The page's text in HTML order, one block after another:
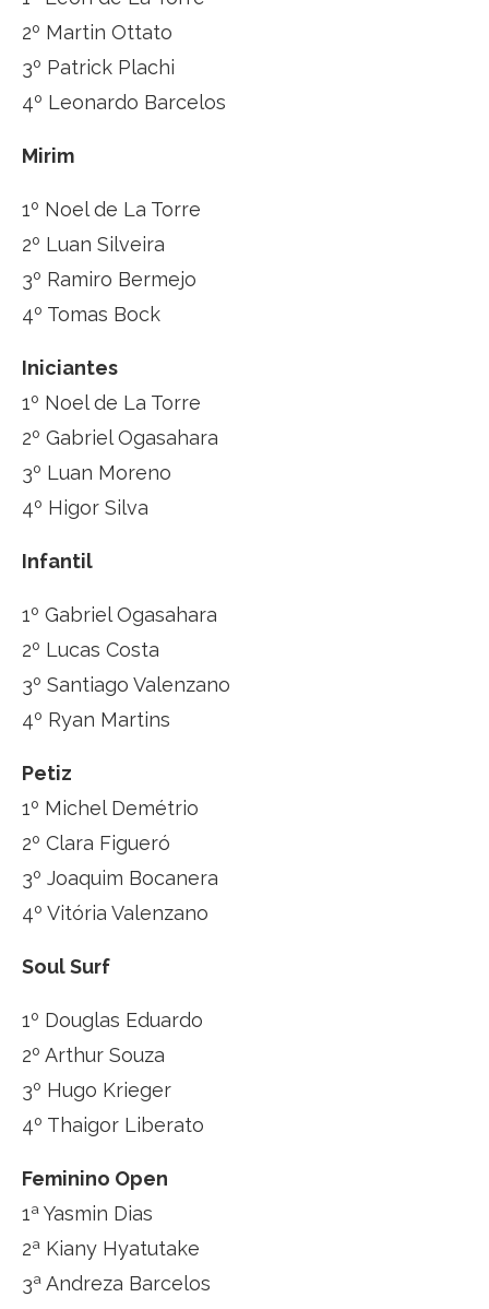
2º Martin Ottato
3º Patrick Plachi
4º Leonardo Barcelos
Mirim
1º Noel de La Torre
2º Luan Silveira
3º Ramiro Bermejo
4º Tomas Bock
Iniciantes
1º Noel de La Torre
2º Gabriel Ogasahara
3º Luan Moreno
4º Higor Silva
Infantil
1º Gabriel Ogasahara
2º Lucas Costa
3º Santiago Valenzano
4º Ryan Martins
Petiz
1º Michel Demétrio
2º Clara Figueró
3º Joaquim Bocanera
4º Vitória Valenzano
Soul Surf
1º Douglas Eduardo
2º Arthur Souza
3º Hugo Krieger
4º Thaigor Liberato
Feminino Open
1ª Yasmin Dias
2ª Kiany Hyatutake
3ª Andreza Barcelos